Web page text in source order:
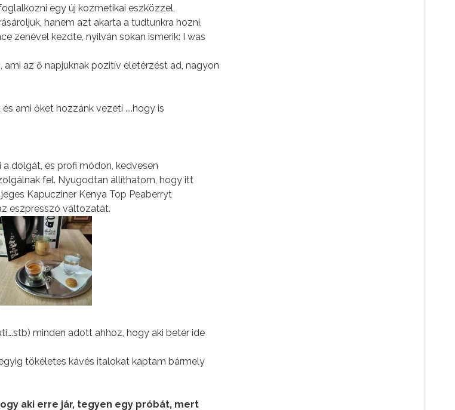
egy új kozmetikai eszközzel,
hanem azt akarta a tudtunkra hozni,
zenével kezdte, nyilván sokan ismerik: I was
az ő napjuknak pozitív életérzést ad, nagyon
ami őket hozzánk vezeti ....hogy is
dolgát, és profi módon, kedvesen
fel. Nyugodtan állíthatom, hogy itt
Kapucziner Kenya Top Peaberryt
eszpresszó változatát.
minden adott ahhoz, hogy aki betér ide
tökéletes kávés italokat kaptam bármely
aki erre jár, tegyen egy próbát, mert